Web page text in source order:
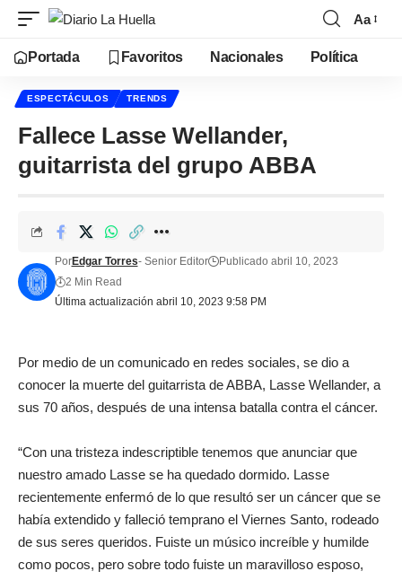
Aa
Portada Favoritos Nacionales Política
ESPECTÁCULOS TRENDS
Fallece Lasse Wellander,
guitarrista del grupo ABBA
Última actualización abril 10, 2023 9:58 PM
PorEdgar Torres- Senior Editor
Publicado abril 10, 2023
2 Min Read
Por medio de un comunicado en redes sociales, se dio a
conocer la muerte del guitarrista de ABBA, Lasse Wellander, a
sus 70 años, después de una intensa batalla contra el cáncer.
“Con una tristeza indescriptible tenemos que anunciar que
nuestro amado Lasse se ha quedado dormido. Lasse
recientemente enfermó de lo que resultó ser un cáncer que se
había extendido y falleció temprano el Viernes Santo, rodeado
de sus seres queridos. Fuiste un músico increíble y humilde
como pocos, pero sobre todo fuiste un maravilloso esposo,